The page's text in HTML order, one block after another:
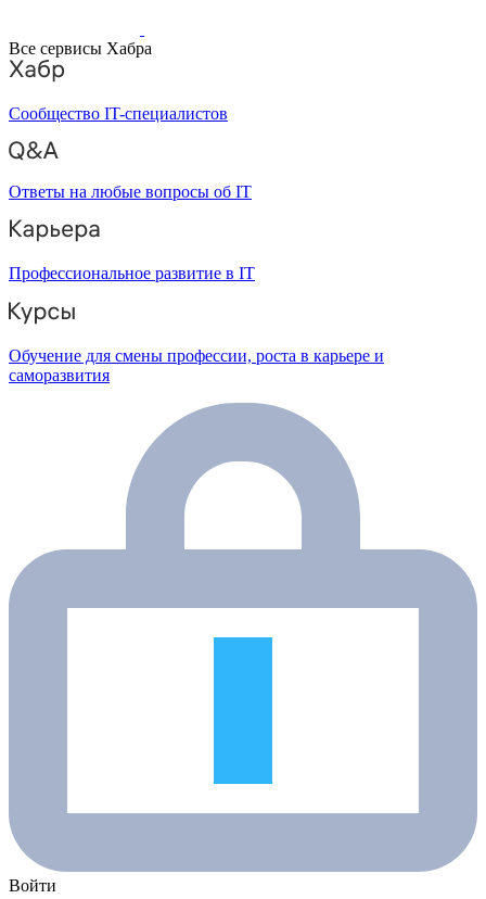
Все сервисы Хабра
Сообщество IT-специалистов
Ответы на любые вопросы об IT
Профессиональное развитие в IT
Обучение для смены профессии, роста в карьере и
саморазвития
Войти